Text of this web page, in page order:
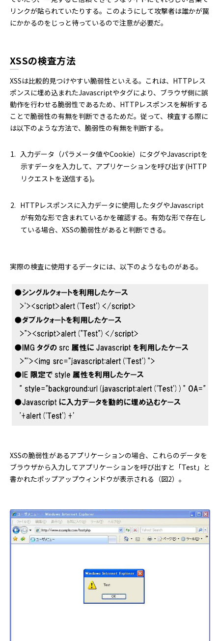
リンクが貼られていたりする。このようにして攻撃者は誰かが罠
にかかるのをじっと待っているので注意が必要だ。
XSSの検査方法
XSSは比較的見つけやすい脆弱性といえる。これは、HTTPレス
ポンスに埋め込まれたJavascriptやタグにより、ブラウザ側に誤
動作を行わせる脆弱性であるため、HTTPレスポンスを解析する
ことで脆弱性の有無を判断できるためだ。従って、検査する際に
は以下のような方法で、脆弱性の有無を判断する。
入力データ（パラメータ値やCookie）にタグやJavascriptを
示すデータを入力して、アプリケーションを呼び出す(HTTP
リクエストを送信する)。
HTTPレスポンスに入力データに使用したタグやJavascript
が有効な形で含まれているかを確認する。有効な形で存在し
ている場合、XSSの脆弱性があると判断できる。
実際の検査に使用するデータには、以下のようなものがある。
XSSの脆弱性があるアプリケーションの場合、これらのデータを
ブラウザから入力してアプリケーションを呼び出すと「Test」と
書かれたポップアップウィンドウが表示される（図2）。